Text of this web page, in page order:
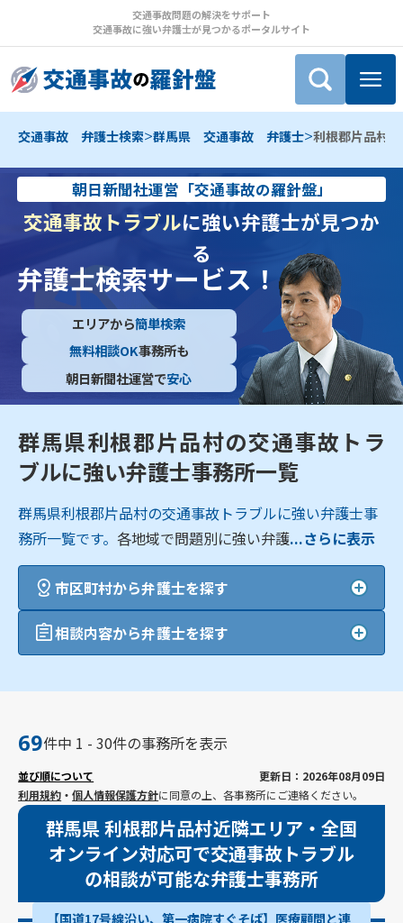
交通事故問題の解決をサポート
交通事故に強い弁護士が見つかるポータルサイト
交通事故 弁護士検索>群馬県 交通事故 弁護士>利根郡片品村
朝日新聞社運営「交通事故の羅針盤」
交通事故トラブルに強い弁護士が見つか
る
弁護士検索サービス！
エリアから簡単検索
無料相談OK事務所も
朝日新聞社運営で安心
群馬県利根郡片品村の交通事故トラ
ブルに強い弁護士事務所一覧
群馬県利根郡片品村の交通事故トラブルに強い弁護士事
務所一覧です。各地域で問題別に強い弁護...さらに表示
市区町村から弁護士を探す
相談内容から弁護士を探す
69件中 1 - 30件の事務所を表示
並び順について
更新日：2026年08月09日
利用規約 ・個人情報保護方針に同意の上、各事務所にご連絡ください。
群馬県 利根郡片品村近隣エリア・全国
オンライン対応可で交通事故トラブル
の相談が可能な弁護士事務所
【国道17号線沿い、第一病院すぐそば】医療顧問と連